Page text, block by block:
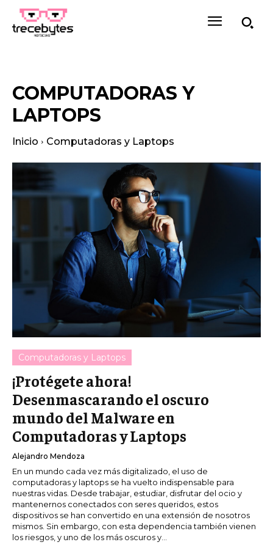
COMPUTADORAS Y
LAPTOPS
Inicio Computadoras y Laptops
Computadoras y Laptops
¡Protégete ahora!
Desenmascarando el oscuro
mundo del Malware en
Computadoras y Laptops
Alejandro Mendoza
En un mundo cada vez más digitalizado, el uso de
computadoras y laptops se ha vuelto indispensable para
nuestras vidas. Desde trabajar, estudiar, disfrutar del ocio y
mantenernos conectados con seres queridos, estos
dispositivos se han convertido en una extensión de nosotros
mismos. Sin embargo, con esta dependencia también vienen
los riesgos, y uno de los más oscuros y...